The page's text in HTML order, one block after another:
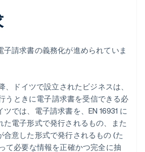
子請求書の義務化が進められていま
、ドイツで設立されたビジネスは、
うときに電子請求書を受信できる必
では、電子請求書を、EN 16931 に
た電子形式で発行されるもの、また
合意した形式で発行されるもの (た
て必要な情報を正確かつ完全に抽